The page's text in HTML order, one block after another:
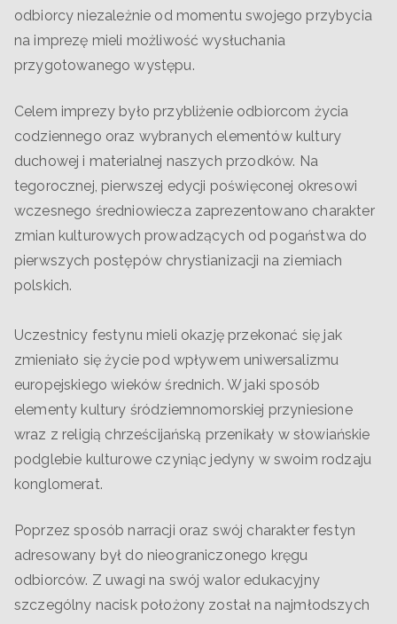
odbiorcy niezależnie od momentu swojego przybycia
na imprezę mieli możliwość wysłuchania
przygotowanego występu.
Celem imprezy było przybliżenie odbiorcom życia
codziennego oraz wybranych elementów kultury
duchowej i materialnej naszych przodków. Na
tegorocznej, pierwszej edycji poświęconej okresowi
wczesnego średniowiecza zaprezentowano charakter
zmian kulturowych prowadzących od pogaństwa do
pierwszych postępów chrystianizacji na ziemiach
polskich.
Uczestnicy festynu mieli okazję przekonać się jak
zmieniało się życie pod wpływem uniwersalizmu
europejskiego wieków średnich. W jaki sposób
elementy kultury śródziemnomorskiej przyniesione
wraz z religią chrześcijańską przenikały w słowiańskie
podglebie kulturowe czyniąc jedyny w swoim rodzaju
konglomerat.
Poprzez sposób narracji oraz swój charakter festyn
adresowany był do nieograniczonego kręgu
odbiorców. Z uwagi na swój walor edukacyjny
szczególny nacisk położony został na najmłodszych